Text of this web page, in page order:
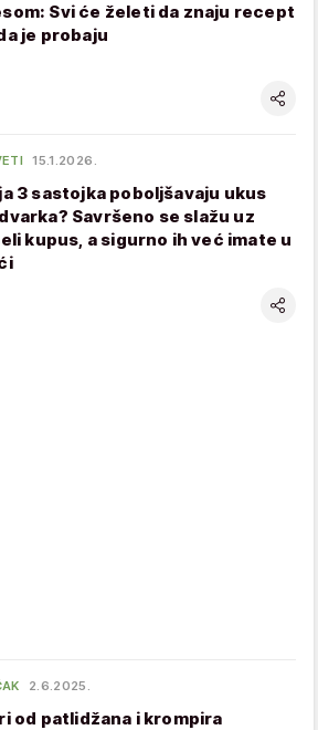
Svi će želeti da znaju recept
je probaju
15.1.2026.
3 sastojka poboljšavaju ukus
Savršeno se slažu uz
kupus, a sigurno ih već imate u
2.6.2025.
od patlidžana i krompira